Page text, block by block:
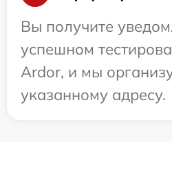
Вы получите
успешном
Ardor, и мы
указанному адресу.